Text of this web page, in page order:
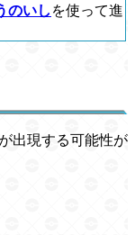
のいし を使って進
出現する可能性が